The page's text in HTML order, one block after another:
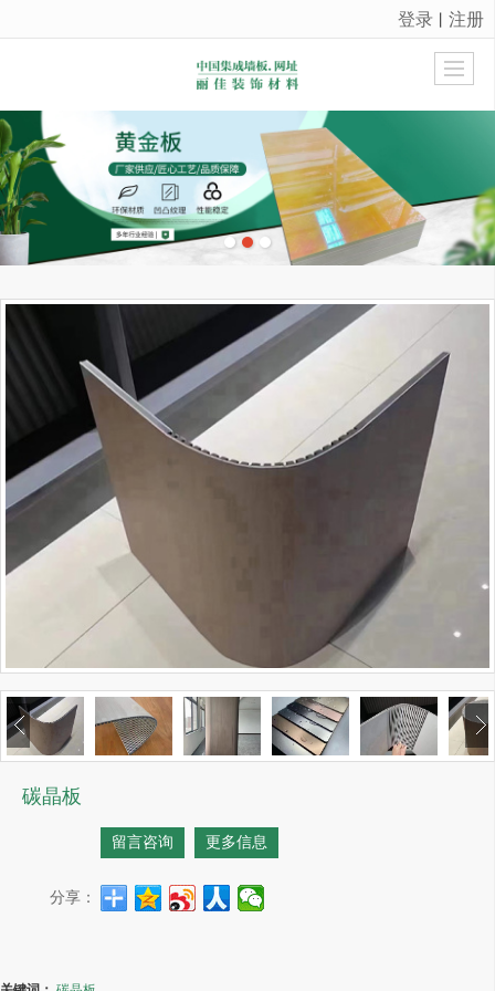
很遗憾，因您的浏览器版本过低导致无法获得最佳浏览体验，推荐下载安装谷歌浏览器！
登录 丨 注册
碳晶板
留言咨询 更多信息
分享：